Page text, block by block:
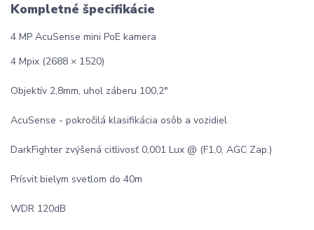
Kompletné špecifikácie
4 MP AcuSense mini PoE kamera
4 Mpix (2688 × 1520)
Objektív 2,8mm, uhol záberu 100,2°
AcuSense - pokročilá klasifikácia osôb a vozidiel
DarkFighter zvýšená citlivosť 0,001 Lux @ (F1,0, AGC Zap.)
Prísvit bielym svetlom do 40m
WDR 120dB